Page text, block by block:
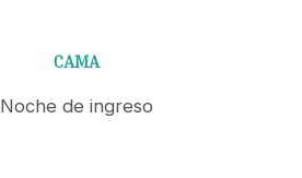
CAMA
Noche de ingreso